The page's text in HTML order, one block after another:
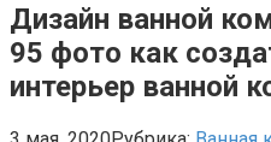
Дизайн ванной
95 фото как
интерьер ванной